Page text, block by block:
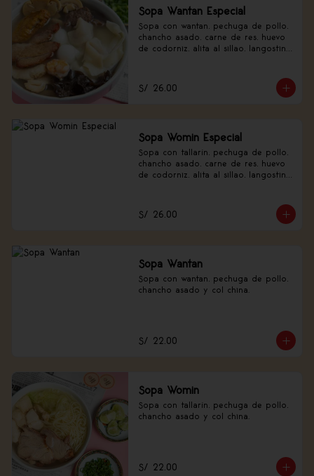
Sopa Wantan Especial
Sopa con wantan, pechuga de pollo,
chancho asado, carne de res, huevo
de codorniz, alita al sillao, langostino
S/ 26.00
Sopa Womin Especial
Sopa con tallarín, pechuga de pollo,
chancho asado, carne de res, huevo
de codorniz, alita al sillao, langostino
S/ 26.00
Sopa Wantan
Sopa con wantan, pechuga de pollo,
chancho asado y col china.
S/ 22.00
Sopa Womin
Sopa con tallarín, pechuga de pollo,
chancho asado y col china.
S/ 22.00